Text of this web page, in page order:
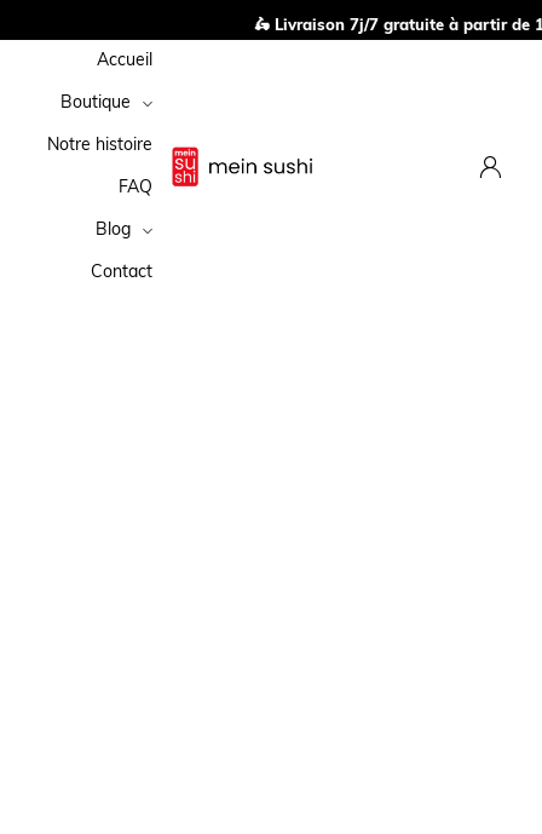
🛵 Livraison 7j/7 gratuite à partir de
Accueil
Boutique
Notre histoire
FAQ
Blog
Contact